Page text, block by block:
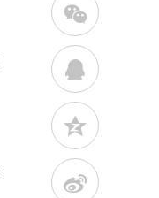
w
q
z
t